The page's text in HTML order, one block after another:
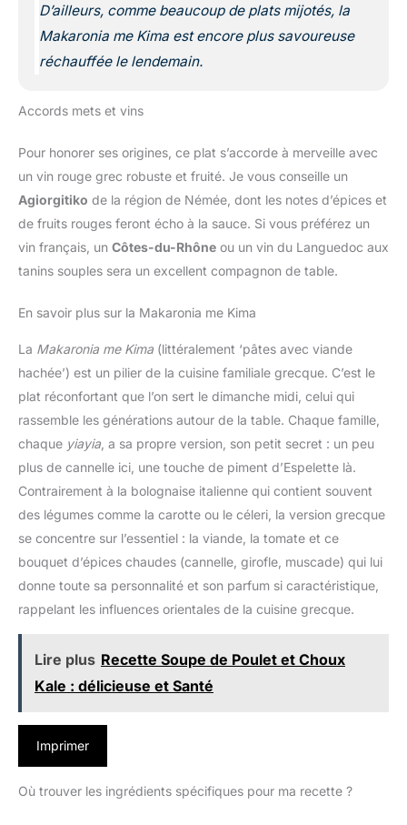
D’ailleurs, comme beaucoup de plats mijotés, la
Makaronia me Kima est encore plus savoureuse
réchauffée le lendemain.
Accords mets et vins
Pour honorer ses origines, ce plat s’accorde à merveille avec
un vin rouge grec robuste et fruité. Je vous conseille un
Agiorgitiko de la région de Némée, dont les notes d’épices et
de fruits rouges feront écho à la sauce. Si vous préférez un
vin français, un Côtes-du-Rhône ou un vin du Languedoc aux
tanins souples sera un excellent compagnon de table.
En savoir plus sur la Makaronia me Kima
La Makaronia me Kima (littéralement ‘pâtes avec viande
hachée’) est un pilier de la cuisine familiale grecque. C’est le
plat réconfortant que l’on sert le dimanche midi, celui qui
rassemble les générations autour de la table. Chaque famille,
chaque yiayia , a sa propre version, son petit secret : un peu
plus de cannelle ici, une touche de piment d’Espelette là.
Contrairement à la bolognaise italienne qui contient souvent
des légumes comme la carotte ou le céleri, la version grecque
se concentre sur l’essentiel : la viande, la tomate et ce
bouquet d’épices chaudes (cannelle, girofle, muscade) qui lui
donne toute sa personnalité et son parfum si caractéristique,
rappelant les influences orientales de la cuisine grecque.
Lire plus Recette Soupe de Poulet et Choux
Kale : délicieuse et Santé
Imprimer
Où trouver les ingrédients spécifiques pour ma recette ?